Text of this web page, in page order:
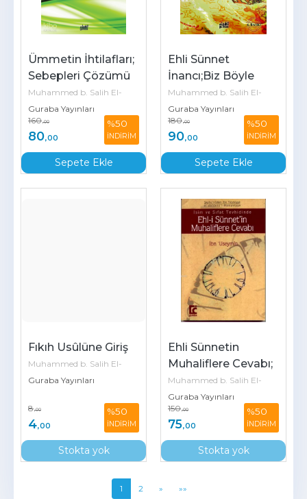
Sepete Ekle
Ümmetin İhtilafları;
Sebepleri Çözümü
ve Bizim Konumuz
Muhammed b. Salih El-
Useymîn
Guraba Yayınları
%50
İNDİRİM
160,00
80,00
Sepete Ekle
Ehli Sünnet
İnancı;Biz Böyle
İnanıyoruz
Muhammed b. Salih El-
Useymîn
Guraba Yayınları
%50
İNDİRİM
180,00
90,00
Stokta yok
Fıkıh Usûlüne Giriş
Muhammed b. Salih El-
Useymîn
Guraba Yayınları
%50
İNDİRİM
8,00
4,00
Stokta yok
Ehli Sünnetin
Muhaliflere Cevabı;
Ehli Sünnetin
Muhaliflere Cevabı
Muhammed b. Salih El-
Useymîn
Guraba Yayınları
%50
İNDİRİM
150,00
75,00
1 2 » »»